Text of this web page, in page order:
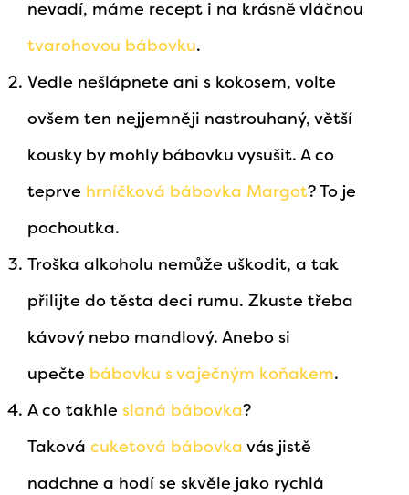
nevadí, máme recept i na krásně vláčnou
tvarohovou bábovku.
Vedle nešlápnete ani s kokosem, volte
ovšem ten nejjemněji nastrouhaný, větší
kousky by mohly bábovku vysušit. A co
teprve hrníčková bábovka Margot? To je
pochoutka.
Troška alkoholu nemůže uškodit, a tak
přilijte do těsta deci rumu. Zkuste třeba
kávový nebo mandlový. Anebo si
upečte bábovku s vaječným koňakem.
A co takhle slaná bábovka?
Taková cuketová bábovka vás jistě
nadchne a hodí se skvěle jako rychlá